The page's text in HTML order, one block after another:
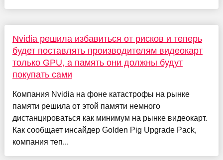
Nvidia решила избавиться от рисков и теперь
будет поставлять производителям видеокарт
только GPU, а память они должны будут
покупать сами
Компания Nvidia на фоне катастрофы на рынке
памяти решила от этой памяти немного
дистанцироваться как минимум на рынке видеокарт.
Как сообщает инсайдер Golden Pig Upgrade Pack,
компания теп...